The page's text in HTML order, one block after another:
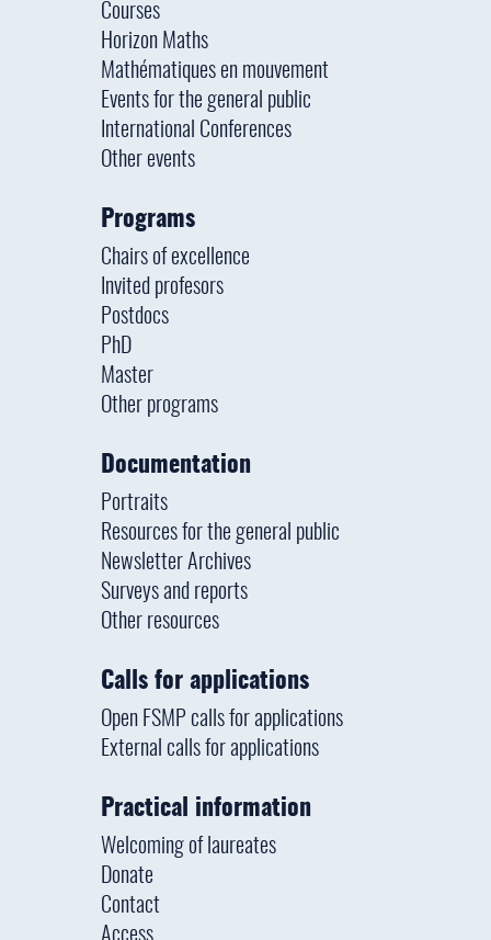
Courses
Horizon Maths
Mathématiques en mouvement
Events for the general public
International Conferences
Other events
Programs
Chairs of excellence
Invited profesors
Postdocs
PhD
Master
Other programs
Documentation
Portraits
Resources for the general public
Newsletter Archives
Surveys and reports
Other resources
Calls for applications
Open FSMP calls for applications
External calls for applications
Practical information
Welcoming of laureates
Donate
Contact